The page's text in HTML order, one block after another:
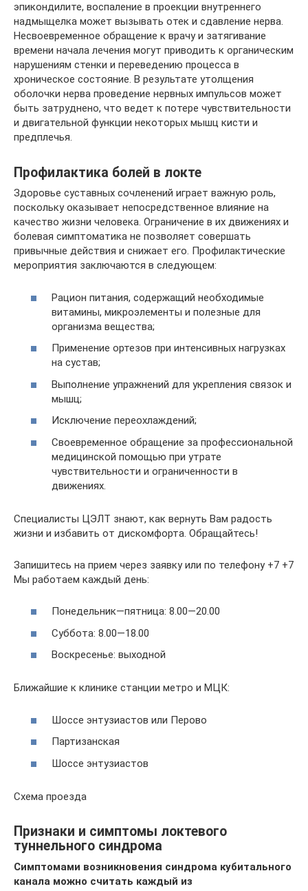
эпикондилите, воспаление в проекции внутреннего
надмыщелка может вызывать отек и сдавление нерва.
Несвоевременное обращение к врачу и затягивание
времени начала лечения могут приводить к органическим
нарушениям стенки и переведению процесса в
хроническое состояние. В результате утолщения
оболочки нерва проведение нервных импульсов может
быть затруднено, что ведет к потере чувствительности
и двигательной функции некоторых мышц кисти и
предплечья.
Профилактика болей в локте
Здоровье суставных сочленений играет важную роль,
поскольку оказывает непосредственное влияние на
качество жизни человека. Ограничение в их движениях и
болевая симптоматика не позволяет совершать
привычные действия и снижает его. Профилактические
мероприятия заключаются в следующем:
Рацион питания, содержащий необходимые
витамины, микроэлементы и полезные для
организма вещества;
Применение ортезов при интенсивных нагрузках
на сустав;
Выполнение упражнений для укрепления связок и
мышц;
Исключение переохлаждений;
Своевременное обращение за профессиональной
медицинской помощью при утрате
чувствительности и ограниченности в
движениях.
Специалисты ЦЭЛТ знают, как вернуть Вам радость
жизни и избавить от дискомфорта. Обращайтесь!
Запишитесь на прием через заявку или по телефону +7 +7
Мы работаем каждый день:
Понедельник—пятница: 8.00—20.00
Суббота: 8.00—18.00
Воскресенье: выходной
Ближайшие к клинике станции метро и МЦК:
Шоссе энтузиастов или Перово
Партизанская
Шоссе энтузиастов
Схема проезда
Признаки и симптомы локтевого
туннельного синдрома
Симптомами возникновения синдрома кубитального
канала можно считать каждый из